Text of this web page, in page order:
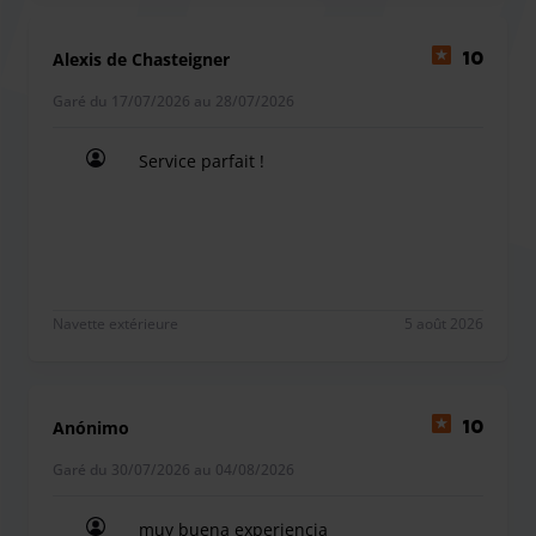
rendre votre expérience aussi agréable que possible.
Malheureusement, nous n'avons pas de bornes de
recharge pour voitures électriques ni de places adaptées
Alexis de Chasteigner 10
Garé du 17/07/2026 au 28/07/2026
Service parfait !
Navette extérieure 5 août 2026
Anónimo 10
Garé du 30/07/2026 au 04/08/2026
muy buena experiencia